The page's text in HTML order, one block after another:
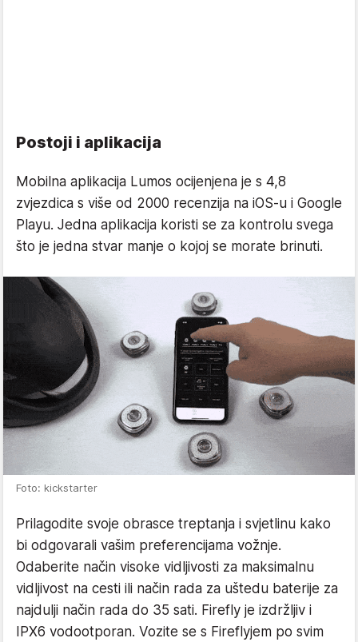
Postoji i aplikacija
Mobilna aplikacija Lumos ocijenjena je s 4,8
zvjezdica s više od 2000 recenzija na iOS-u i Google
Playu. Jedna aplikacija koristi se za kontrolu svega
što je jedna stvar manje o kojoj se morate brinuti.
Foto: kickstarter
Prilagodite svoje obrasce treptanja i svjetlinu kako
bi odgovarali vašim preferencijama vožnje.
Odaberite način visoke vidljivosti za maksimalnu
vidljivost na cesti ili način rada za uštedu baterije za
najdulji način rada do 35 sati. Firefly je izdržljiv i
IPX6 vodootporan. Vozite se s Fireflyjem po svim